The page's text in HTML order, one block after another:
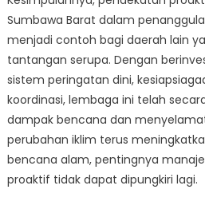
Sumbawa Barat dalam
menjadi contoh bagi daerah lain
tantangan serupa. Dengan
sistem peringatan dini,
koordinasi, lembaga ini telah
dampak bencana dan
perubahan iklim terus
bencana alam, pentingnya
proaktif tidak dapat dipungkiri lagi.